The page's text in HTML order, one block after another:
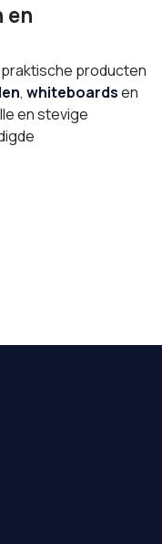
en
producten
, whiteboardsen
en stevige